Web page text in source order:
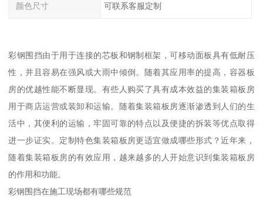
颜色尺寸 可联系客服定制
彩钢围挡由于用于连接的芯板和钢制框架，可移动面板具有低耐压
性，并且容易在强风或大雨中倾倒。随着其应用率的提高，容器板
房的优越性能不断显现。有些人购买了具有成本效益的集装箱板房
用于商店运营或装卸和运输。随着集装箱板房逐渐渗透到人们的生
活中，其便利的运输，牢固可靠的特点以及便捷的拆装等优点取得
进一步证实。定制特色集装箱板房更适宜做成哪些形式？近年来，
随着集装箱板房的有效应用，越来越多的人开始意识到集装箱板房
的作用和功能。
彩钢围挡在施工现场都有哪些规范